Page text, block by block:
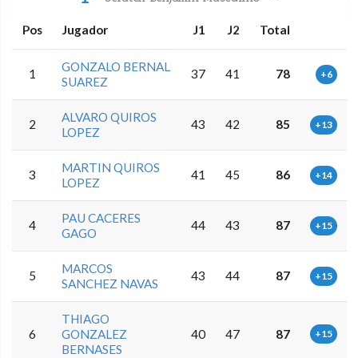
Pos Jugador J1 J2 Total
1
GONZALO BERNAL
SUAREZ
37 41 78 +6
2
ALVARO QUIROS
LOPEZ
43 42 85 +13
3
MARTIN QUIROS
LOPEZ
41 45 86 +14
4
PAU CACERES
GAGO
44 43 87 +15
5
MARCOS
SANCHEZ NAVAS
43 44 87 +15
6
THIAGO
GONZALEZ
BERNASES
40 47 87 +15